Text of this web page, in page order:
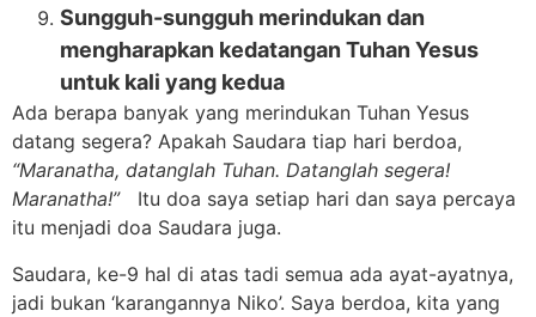
Sungguh-sungguh merindukan dan
mengharapkan kedatangan Tuhan Yesus
untuk kali yang kedua
Ada berapa banyak yang merindukan Tuhan Yesus
datang segera? Apakah Saudara tiap hari berdoa,
“Maranatha, datanglah Tuhan. Datanglah segera!
Maranatha!”
Itu doa saya setiap hari dan saya percaya
itu menjadi doa Saudara juga.
Saudara, ke-9 hal di atas tadi semua ada ayat-ayatnya,
jadi bukan ‘karangannya Niko’. Saya berdoa, kita yang